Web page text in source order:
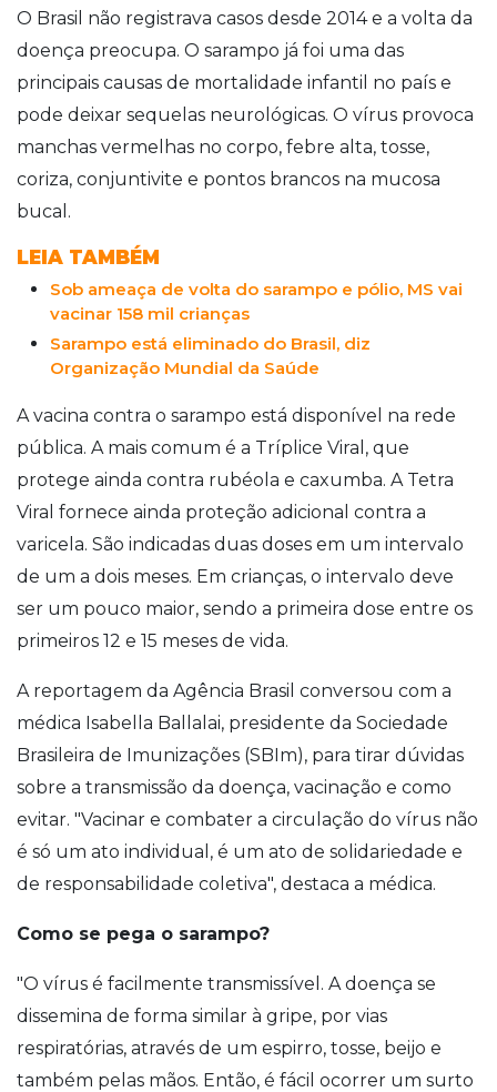
O Brasil não registrava casos desde 2014 e a volta da
doença preocupa. O sarampo já foi uma das
principais causas de mortalidade infantil no país e
pode deixar sequelas neurológicas. O vírus provoca
manchas vermelhas no corpo, febre alta, tosse,
coriza, conjuntivite e pontos brancos na mucosa
bucal.
LEIA TAMBÉM
Sob ameaça de volta do sarampo e pólio, MS vai
vacinar 158 mil crianças
Sarampo está eliminado do Brasil, diz
Organização Mundial da Saúde
A vacina contra o sarampo está disponível na rede
pública. A mais comum é a Tríplice Viral, que
protege ainda contra rubéola e caxumba. A Tetra
Viral fornece ainda proteção adicional contra a
varicela. São indicadas duas doses em um intervalo
de um a dois meses. Em crianças, o intervalo deve
ser um pouco maior, sendo a primeira dose entre os
primeiros 12 e 15 meses de vida.
A reportagem da Agência Brasil conversou com a
médica Isabella Ballalai, presidente da Sociedade
Brasileira de Imunizações (SBIm), para tirar dúvidas
sobre a transmissão da doença, vacinação e como
evitar. "Vacinar e combater a circulação do vírus não
é só um ato individual, é um ato de solidariedade e
de responsabilidade coletiva", destaca a médica.
Como se pega o sarampo?
"O vírus é facilmente transmissível. A doença se
dissemina de forma similar à gripe, por vias
respiratórias, através de um espirro, tosse, beijo e
também pelas mãos. Então, é fácil ocorrer um surto